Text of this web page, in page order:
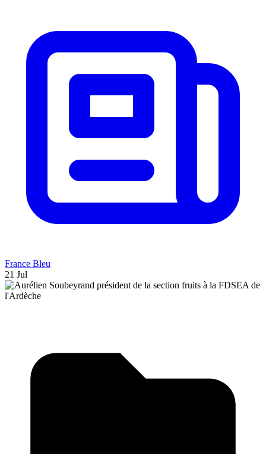
France Bleu
21 Jul